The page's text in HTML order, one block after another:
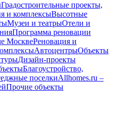
Градостроительные проекты,
и комплексыВысотные
Музеи и театрыОтели и
Программа реновации
МосквеРеновация и
АвтоцентрыОбъекты
Дизайн-проекты
Благоустройство,
поселкиAllhomes.ru –
Прочие объекты